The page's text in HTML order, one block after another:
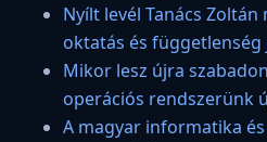
Nyílt levél Tanács
oktatás és függetlenség
Mikor lesz újra
operációs rendszerünk
A magyar informatika